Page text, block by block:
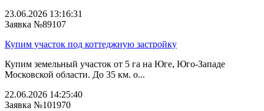
23.06.2026 13:16:31
Заявка №89107
Купим участок под коттеджную застройку
Купим земельный участок от 5 га на Юге, Юго-Западе
Московской области. До 35 км. о...
22.06.2026 14:25:40
Заявка №101970